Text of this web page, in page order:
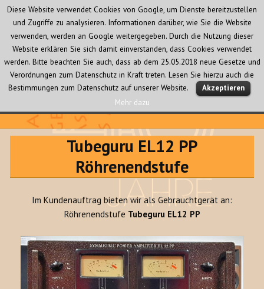
Audio Creativ
MENÜ
UND
Tubeguru EL12 PP
Röhrenendstufe
Im Kundenauftrag bieten wir als Gebrauchtgerät an:
Röhrenendstufe Tubeguru EL12 PP
Diese Website verwendet Cookies von Google, um Dienste bereitzustellen
und Zugriffe zu analysieren. Informationen darüber, wie Sie die Website
verwenden, werden an Google weitergegeben. Durch die Nutzung dieser
Website erklären Sie sich damit einverstanden, dass Cookies verwendet
werden. Bitte beachten Sie auch, dass ab dem 25.05.2018 neue Gesetze und
Verordnungen zum Datenschutz in Kraft treten. Lesen Sie hierzu auch die
Bestimmungen zum Datenschutz auf unserer Website.
Akzeptieren
Mehr dazu